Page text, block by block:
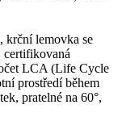
krční lemovka se
certifikovaná
LCA (Life Cycle
prostředí během
pratelné na 60°,